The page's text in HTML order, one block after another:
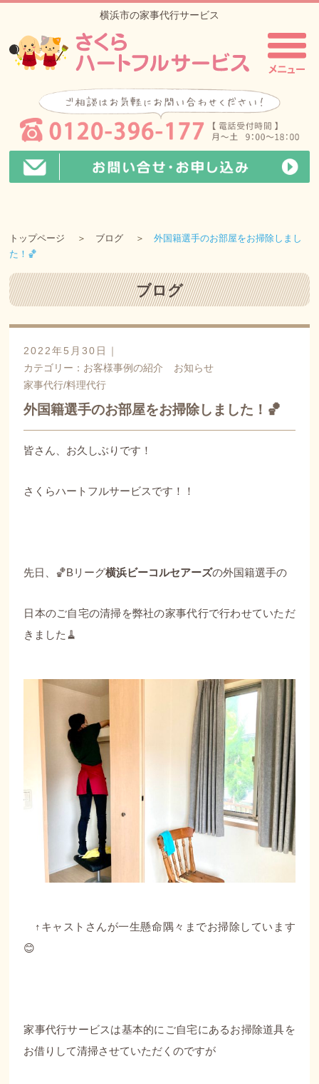
横浜市の家事代行サービス
トップページ ブログ
外国籍選手のお部屋をお掃除しまし
た！🏀
ブログ
2022年5月30日｜
カテゴリー： お客様事例の紹介
お知らせ
家事代行/料理代行
外国籍選手のお部屋をお掃除しました！🏀
皆さん、お久しぶりです！
さくらハートフルサービスです！！
先日、🏀Bリーグ横浜ビーコルセアーズの外国籍選手の
日本のご自宅の清掃を弊社の家事代行で行わせていただ
きました🧹
↑キャストさんが一生懸命隅々までお掃除しています
😊
家事代行サービスは基本的にご自宅にあるお掃除道具を
お借りして清掃させていただくのですが